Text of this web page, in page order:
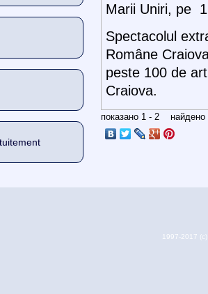
Marii Uniri, pe
Spectacolul
Române
peste 100 de
Craiova.
показано 1 - 2 найдено
1997-2017